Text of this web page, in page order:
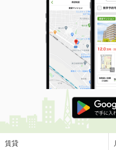
間取り
1K
大分県大分市羽屋２丁目
価 格
4.10万円
住 所
大分県大
専有面積 22.35m²
間取り
大分県大分市羽屋３丁目
価 格
3.60万円
賃貸